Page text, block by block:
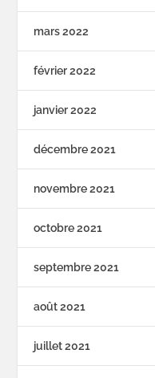
mars 2022
février 2022
janvier 2022
décembre 2021
novembre 2021
octobre 2021
septembre 2021
août 2021
juillet 2021